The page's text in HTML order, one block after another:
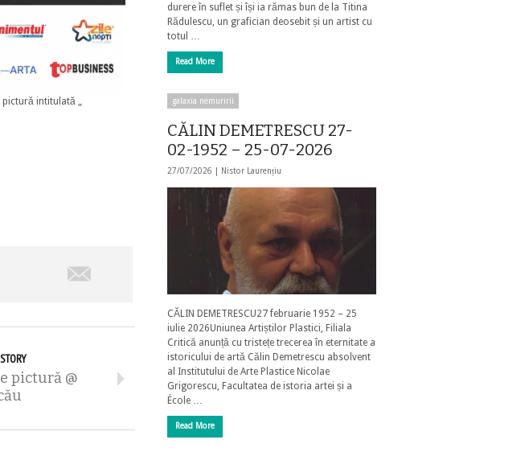
pictură intitulată „
pictură @
durere în suflet și își ia rămas bun de la Titina
Rădulescu, un grafician deosebit și un artist cu
totul …
Read More
galaxia nemuririi
CĂLIN DEMETRESCU 27-
02-1952 – 25-07-2026
27/07/2026 | Nistor Laurențiu
CĂLIN DEMETRESCU27 februarie 1952 – 25
iulie 2026Uniunea Artiștilor Plastici, Filiala
Critică anunță cu tristețe trecerea în eternitate a
istoricului de artă Călin Demetrescu absolvent
al Institutului de Arte Plastice Nicolae
Grigorescu, Facultatea de istoria artei și a
École …
Read More